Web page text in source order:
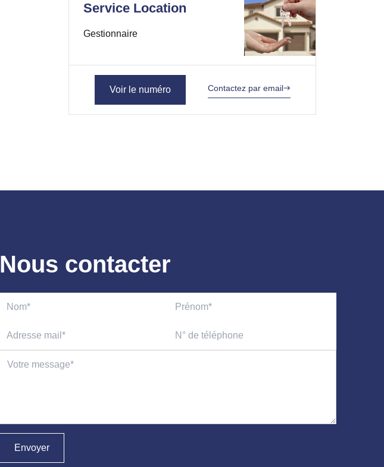
Service Location
Gestionnaire
Voir le numéro Contactez par email
Nous contacter
Envoyer